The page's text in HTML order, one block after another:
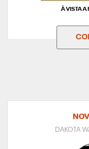
À VISTA
DAKOTA